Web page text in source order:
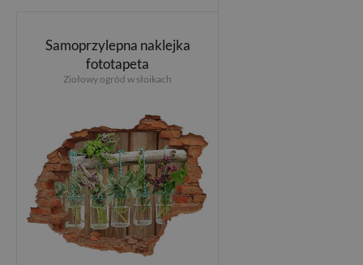
Samoprzylepna naklejka
fototapeta
Ziołowy ogród w słoikach